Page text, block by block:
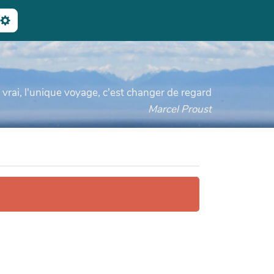
vrai, l'unique voyage, c'est changer de regard
Marcel Proust